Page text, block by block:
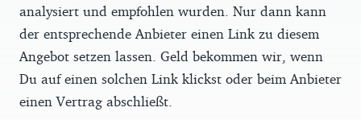
analysiert und empfohlen wurden. Nur dann kann
der entsprechende Anbieter einen Link zu diesem
Angebot setzen lassen. Geld bekommen wir, wenn
Du auf einen solchen Link klickst oder beim Anbieter
einen Vertrag abschließt.